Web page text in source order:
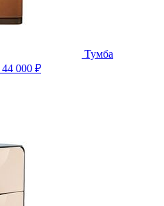
Тумба
44 000 ₽